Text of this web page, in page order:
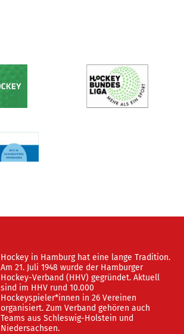
Hockey in Hamburg hat eine lange Tradition.
Am 21. Juli 1948 wurde der Hamburger
Hockey-Verband (HHV) gegründet. Aktuell
sind im HHV rund 10.000
Hockeyspieler*innen in 26 Vereinen
organisiert. Zum Verband gehören auch
Teams aus Schleswig-Holstein und
Niedersachsen.